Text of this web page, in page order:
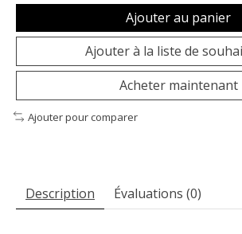
Ajouter au panier
Ajouter à la liste de
Acheter maintenant
Ajouter pour comparer
Description Évaluations (0)